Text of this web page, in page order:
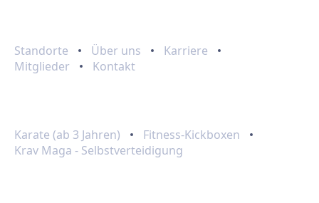
Standorte
Über uns
Karriere
Mitglieder
Kontakt
Karate (ab 3 Jahren)
Fitness-Kickboxen
Krav Maga - Selbstverteidigung